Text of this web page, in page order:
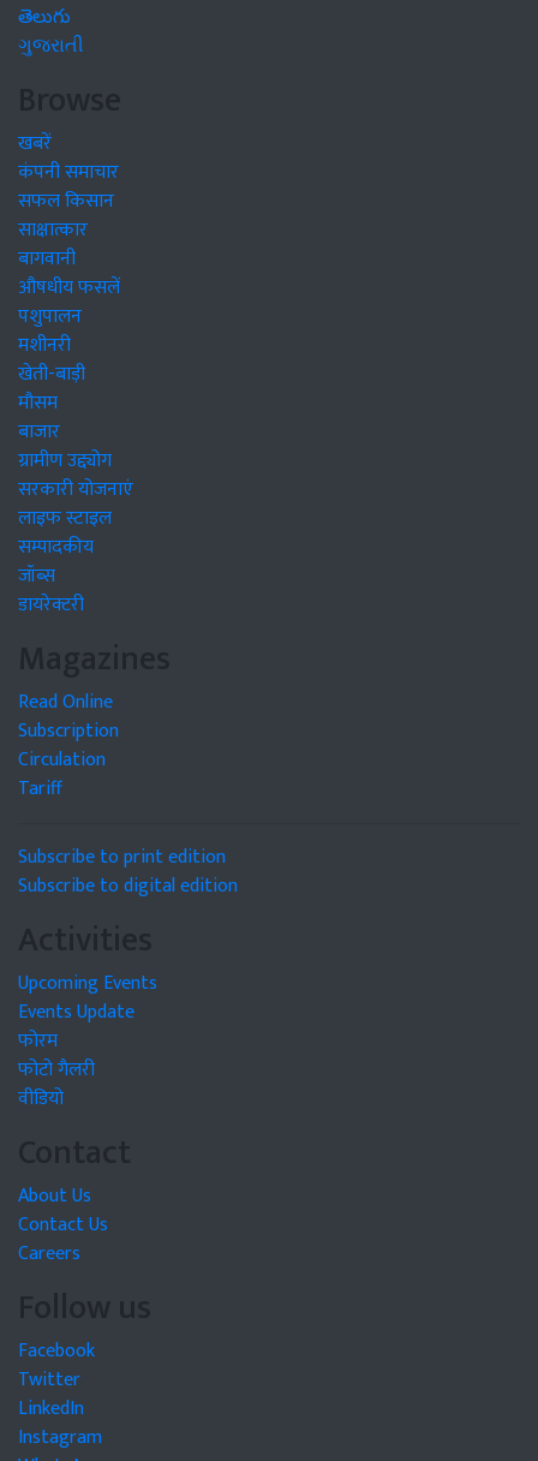
తెలుగు
ગુજરાતી
Browse
खबरें
कंपनी समाचार
सफल किसान
साक्षात्कार
बागवानी
औषधीय फसलें
पशुपालन
मशीनरी
खेती-बाड़ी
मौसम
बाजार
ग्रामीण उद्द्योग
सरकारी योजनाएं
लाइफ स्टाइल
सम्पादकीय
जॉब्स
डायरेक्टरी
Magazines
Read Online
Subscription
Circulation
Tariff
Subscribe to print edition
Subscribe to digital edition
Activities
Upcoming Events
Events Update
फोरम
फोटो गैलरी
वीडियो
Contact
About Us
Contact Us
Careers
Follow us
Facebook
Twitter
LinkedIn
Instagram